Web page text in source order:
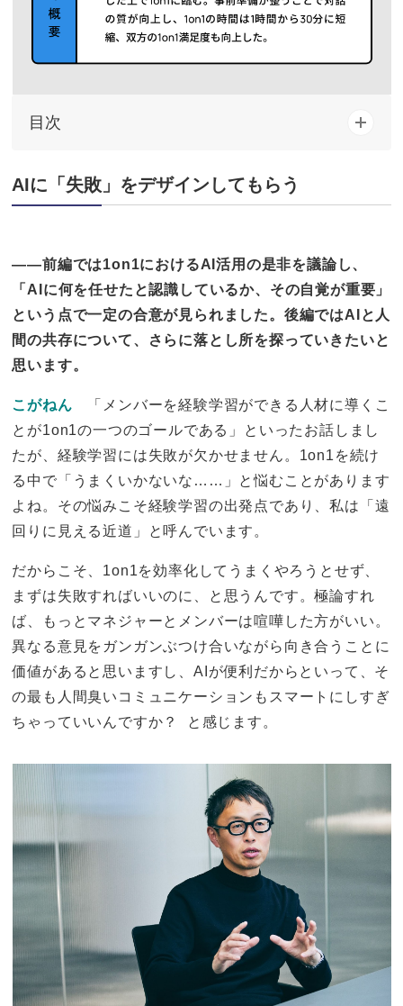
目次
AIに「失敗」をデザインしてもらう
——前編では1on1におけるAI活用の是非を議論し、
「AIに何を任せたと認識しているか、その自覚が重要」
という点で一定の合意が見られました。後編ではAIと人
間の共存について、さらに落とし所を探っていきたいと
思います。
こがねん 「メンバーを経験学習ができる人材に導くこ
とが1on1の一つのゴールである」といったお話しまし
たが、経験学習には失敗が欠かせません。1on1を続け
る中で「うまくいかないな……」と悩むことがあります
よね。その悩みこそ経験学習の出発点であり、私は「遠
回りに見える近道」と呼んでいます。
だからこそ、1on1を効率化してうまくやろうとせず、
まずは失敗すればいいのに、と思うんです。極論すれ
ば、もっとマネジャーとメンバーは喧嘩した方がいい。
異なる意見をガンガンぶつけ合いながら向き合うことに
価値があると思いますし、AIが便利だからといって、そ
の最も人間臭いコミュニケーションもスマートにしすぎ
ちゃっていいんですか？ と感じます。